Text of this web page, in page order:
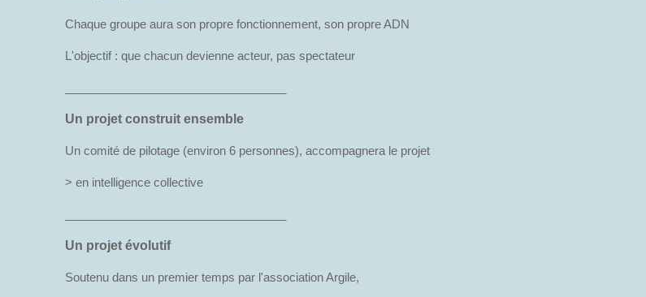
Chaque groupe aura son propre fonctionnement, son propre ADN
L'objectif : que chacun devienne acteur, pas spectateur
Un projet construit ensemble
Un comité de pilotage (environ 6 personnes), accompagnera le projet
> en intelligence collective
Un projet évolutif
Soutenu dans un premier temps par l'association Argile,